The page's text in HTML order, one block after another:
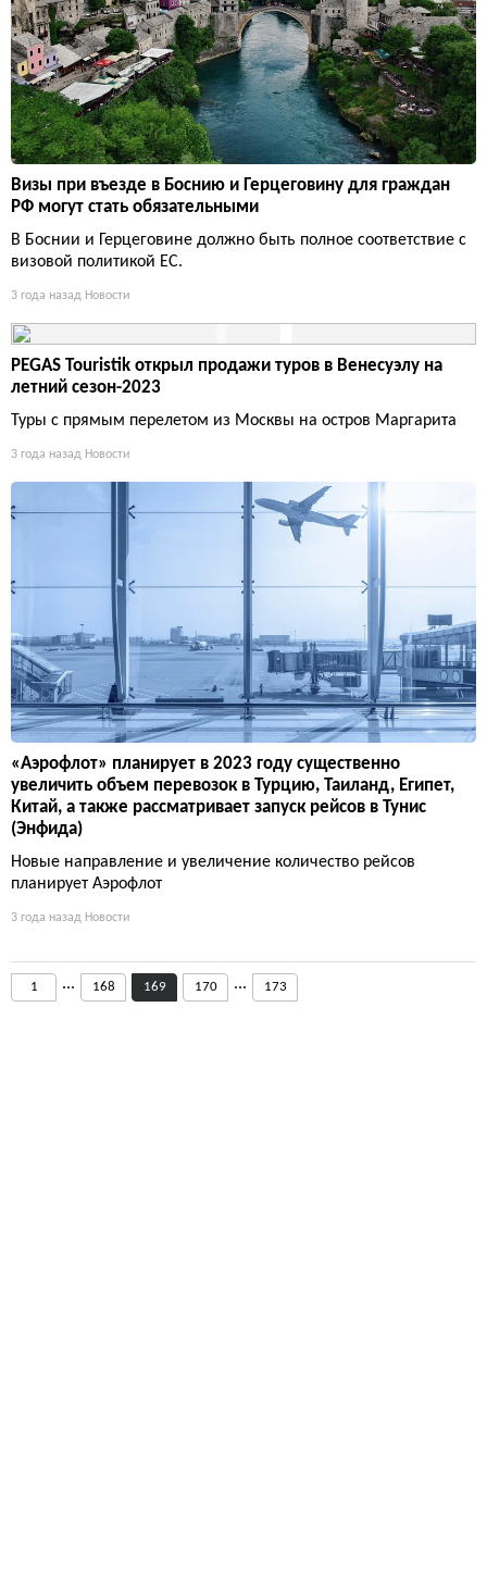
Визы при въезде в Боснию и Герцеговину для граждан
РФ могут стать обязательными
В Боснии и Герцеговине должно быть полное соответствие с
визовой политикой ЕС.
3 года назад Новости
PEGAS Touristik открыл продажи туров в Венесуэлу на
летний сезон-2023
Туры с прямым перелетом из Москвы на остров Маргарита
3 года назад Новости
«Аэрофлот» планирует в 2023 году существенно
увеличить объем перевозок в Турцию, Таиланд, Египет,
Китай, а также рассматривает запуск рейсов в Тунис
(Энфида)
Новые направление и увеличение количество рейсов
планирует Аэрофлот
3 года назад Новости
1 ... 168 169 170 ... 173